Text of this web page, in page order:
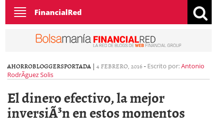
Toggle
navigation
FinancialRed
AHORROBLOGGERSPORTADA | 4 FEBRERO, 2016- Escrito por:Antonio
RodrÃ­guez Solis
El dinero efectivo, la mejor
inversiÃ³n en estos momentos